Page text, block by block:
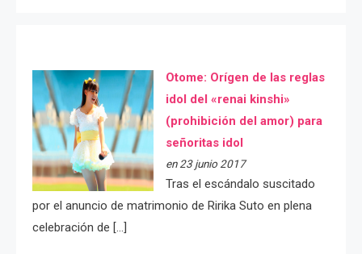
Otome: Orígen de las reglas
idol del «renai kinshi»
(prohibición del amor) para
señoritas idol
en 23 junio 2017
Tras el escándalo suscitado
por el anuncio de matrimonio de Ririka Suto en plena
celebración de […]